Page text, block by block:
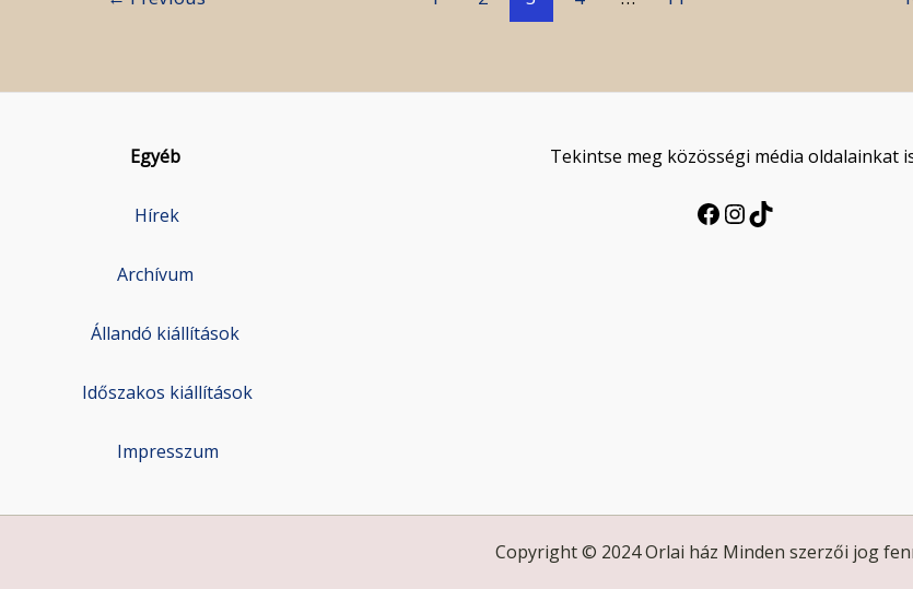
Egyéb
Hírek
Archívum
Állandó kiállítások
Időszakos kiállítások
Impresszum
Tekintse meg közösségi média oldalainkat
Copyright © 2024 Orlai ház Minden szerzői jog